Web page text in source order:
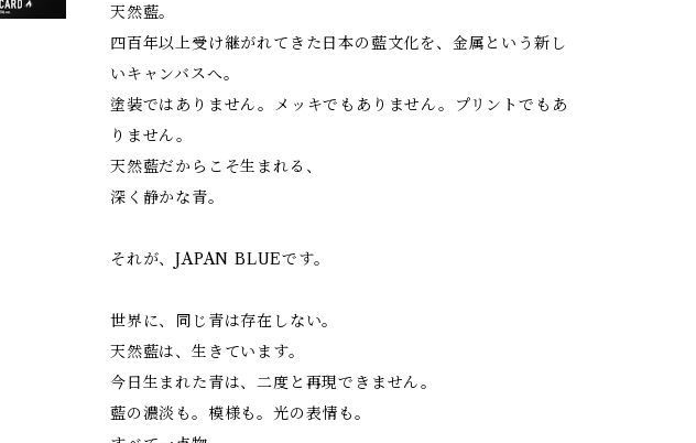
天然藍。
四百年以上受け継がれてきた日本の藍文化を、金属という新し
いキャンバスへ。
塗装ではありません。メッキでもありません。プリントでもあ
りません。
天然藍だからこそ生まれる、
深く静かな青。
それが、JAPAN BLUEです。
世界に、同じ青は存在しない。
天然藍は、生きています。
今日生まれた青は、二度と再現できません。
藍の濃淡も。模様も。光の表情も。